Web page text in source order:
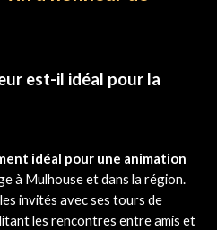
est-il idéal pour la
idéal pour une animation
à Mulhouse et dans la région.
invités avec ses tours de
les rencontres entre amis et